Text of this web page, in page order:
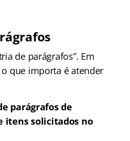
de parágrafos”. Em
que importa é atender
parágrafos de
itens solicitados no